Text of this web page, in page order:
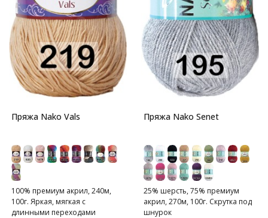
Пряжа Nako Vals
100% премиум акрил, 240м,
100г. Яркая, мягкая с
длинными переходами
Пряжа Nako Senet
25% шерсть, 75% премиум
акрил, 270м, 100г. Скрутка под
шнурок